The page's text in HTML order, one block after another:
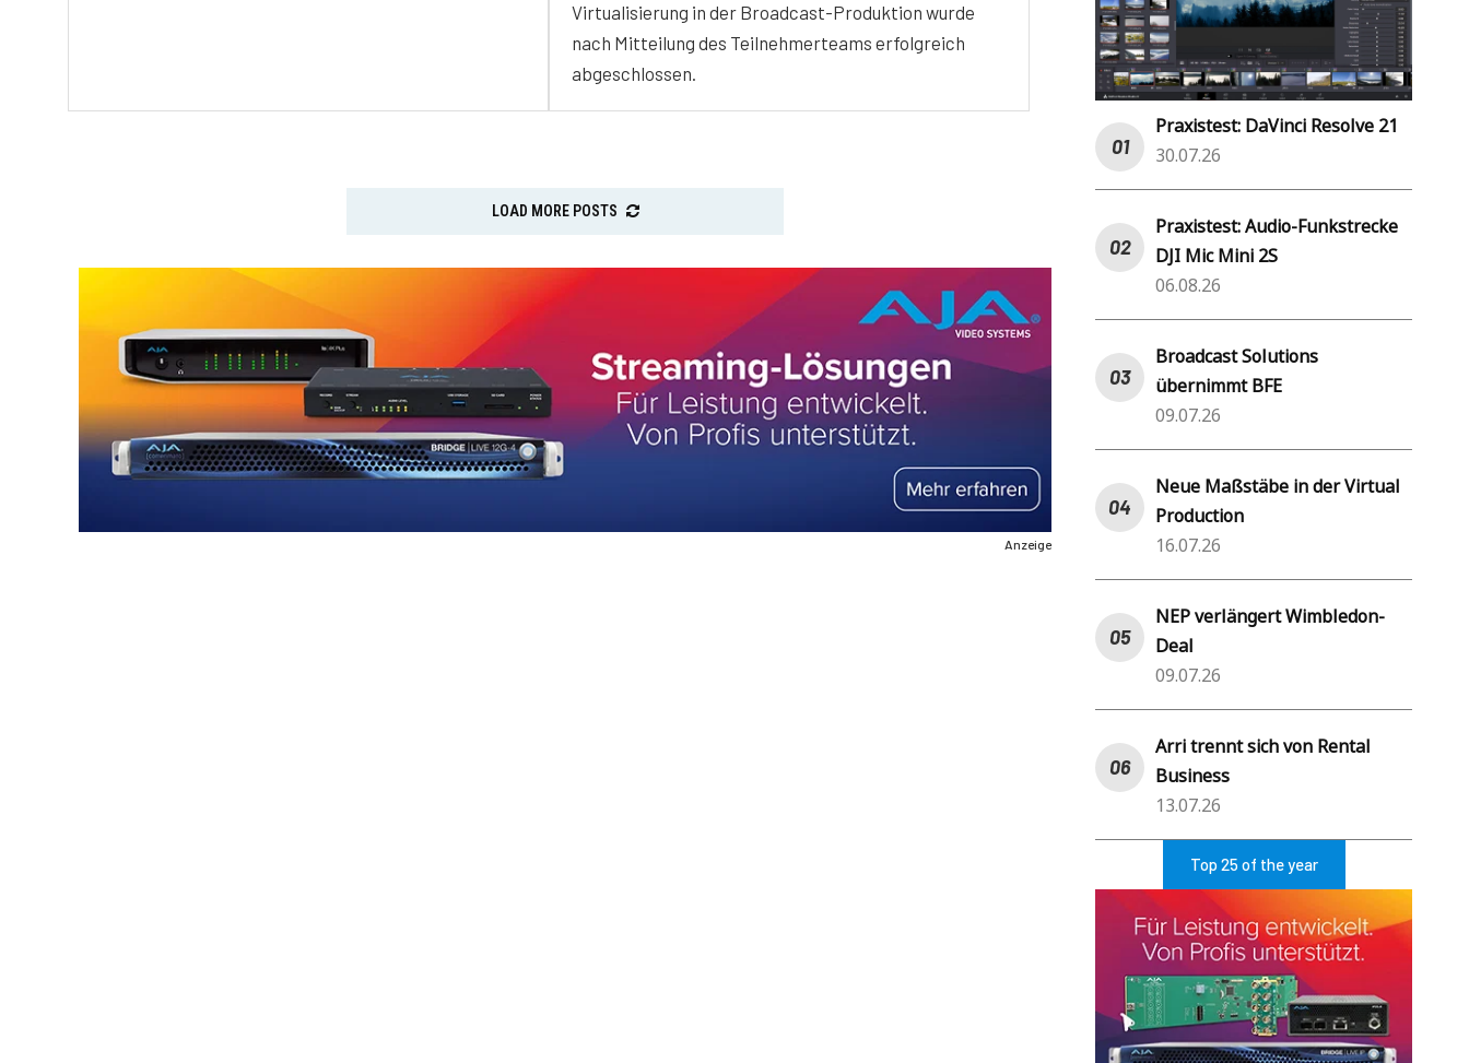
Virtualisierung in der Broadcast-Produktion wurde
nach Mitteilung des Teilnehmerteams erfolgreich
abgeschlossen.
LOAD MORE POSTS
Anzeige
Praxistest: DaVinci Resolve 21
30.07.26
Praxistest: Audio-Funkstrecke
DJI Mic Mini 2S
06.08.26
Broadcast Solutions
übernimmt BFE
09.07.26
Neue Maßstäbe in der Virtual
Production
16.07.26
NEP verlängert Wimbledon-
Deal
09.07.26
Arri trennt sich von Rental
Business
13.07.26
Top 25 of the year